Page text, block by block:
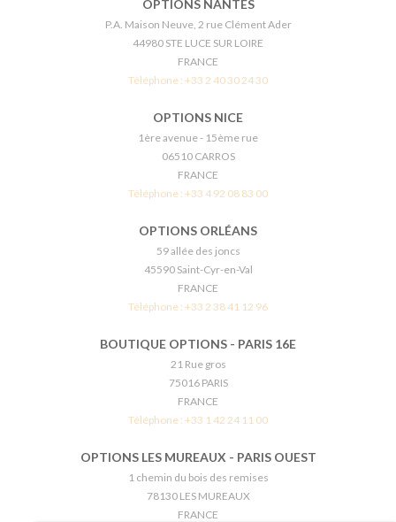
OPTIONS NANTES
P.A. Maison Neuve, 2 rue Clément Ader
44980 STE LUCE SUR LOIRE
FRANCE
Téléphone : +33 2 40 30 24 30
OPTIONS NICE
1ère avenue - 15ème rue
06510 CARROS
FRANCE
Téléphone : +33 4 92 08 83 00
OPTIONS ORLÉANS
59 allée des joncs
45590 Saint-Cyr-en-Val
FRANCE
Téléphone : +33 2 38 41 12 96
BOUTIQUE OPTIONS - PARIS 16E
21 Rue gros
75016 PARIS
FRANCE
Téléphone : +33 1 42 24 11 00
OPTIONS LES MUREAUX - PARIS OUEST
1 chemin du bois des remises
78130 LES MUREAUX
FRANCE